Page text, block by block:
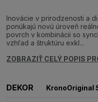
Inovácie v prirodzenosti a
ponúkajú novú úroveň
povrch v kombinácii so
vzhľad a štruktúru exkl...
ZOBRAZIŤ CELÝ POPIS
DEKOR KronoOriginal